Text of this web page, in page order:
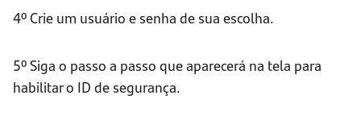
4º Crie um usuário e senha de sua escolha.
5º Siga o passo a passo que aparecerá na tela para
habilitar o ID de segurança.